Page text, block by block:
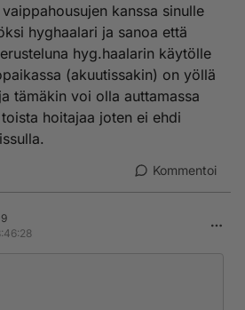
kanssa sinulle
hyghaalari ja sanoa että
hyg.haalarin käytölle
(akuutissakin) on yöllä
tämäkin voi olla auttamassa
hoitajaa joten ei ehdi
Kommentoi